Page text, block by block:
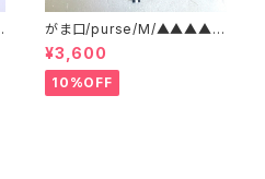
がま口/purse/M/▲▲▲▲
▲?▲▲▲ AB
¥3,600
10%OFF